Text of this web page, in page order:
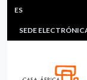
Pasar al contenido
HEADER
MULTIMEDIA
SEDE
ES